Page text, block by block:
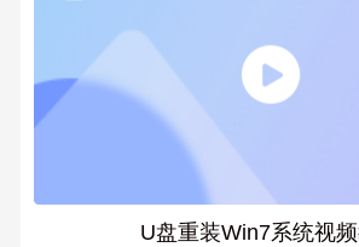
U盘重装Win7系统视